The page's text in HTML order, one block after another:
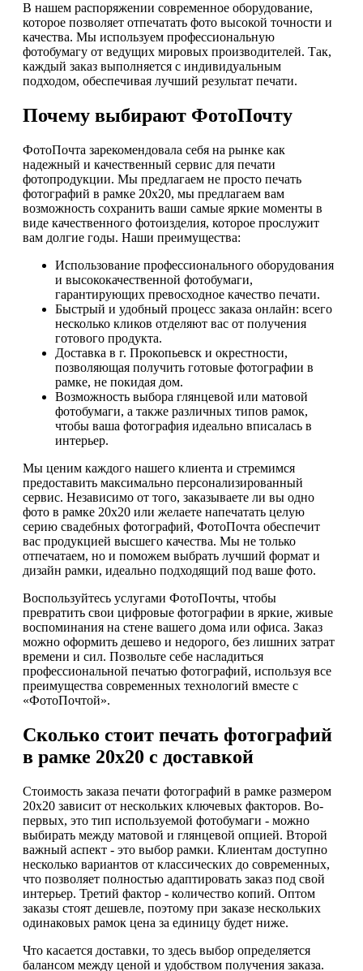
В нашем распоряжении современное оборудование,
которое позволяет отпечатать фото высокой точности и
качества. Мы используем профессиональную
фотобумагу от ведущих мировых производителей. Так,
каждый заказ выполняется с индивидуальным
подходом, обеспечивая лучший результат печати.
Почему выбирают ФотоПочту
ФотоПочта зарекомендовала себя на рынке как
надежный и качественный сервис для печати
фотопродукции. Мы предлагаем не просто печать
фотографий в рамке 20х20, мы предлагаем вам
возможность сохранить ваши самые яркие моменты в
виде качественного фотоизделия, которое прослужит
вам долгие годы. Наши преимущества:
Использование профессионального оборудования
и высококачественной фотобумаги,
гарантирующих превосходное качество печати.
Быстрый и удобный процесс заказа онлайн: всего
несколько кликов отделяют вас от получения
готового продукта.
Доставка в г. Прокопьевск и окрестности,
позволяющая получить готовые фотографии в
рамке, не покидая дом.
Возможность выбора глянцевой или матовой
фотобумаги, а также различных типов рамок,
чтобы ваша фотография идеально вписалась в
интерьер.
Мы ценим каждого нашего клиента и стремимся
предоставить максимально персонализированный
сервис. Независимо от того, заказываете ли вы одно
фото в рамке 20х20 или желаете напечатать целую
серию свадебных фотографий, ФотоПочта обеспечит
вас продукцией высшего качества. Мы не только
отпечатаем, но и поможем выбрать лучший формат и
дизайн рамки, идеально подходящий под ваше фото.
Воспользуйтесь услугами ФотоПочты, чтобы
превратить свои цифровые фотографии в яркие, живые
воспоминания на стене вашего дома или офиса. Заказ
можно оформить дешево и недорого, без лишних затрат
времени и сил. Позвольте себе насладиться
профессиональной печатью фотографий, используя все
преимущества современных технологий вместе с
«ФотоПочтой».
Сколько стоит печать фотографий
в рамке 20х20 с доставкой
Стоимость заказа печати фотографий в рамке размером
20х20 зависит от нескольких ключевых факторов. Во-
первых, это тип используемой фотобумаги - можно
выбирать между матовой и глянцевой опцией. Второй
важный аспект - это выбор рамки. Клиентам доступно
несколько вариантов от классических до современных,
что позволяет полностью адаптировать заказ под свой
интерьер. Третий фактор - количество копий. Оптом
заказы стоят дешевле, поэтому при заказе нескольких
одинаковых рамок цена за единицу будет ниже.
Что касается доставки, то здесь выбор определяется
балансом между ценой и удобством получения заказа.